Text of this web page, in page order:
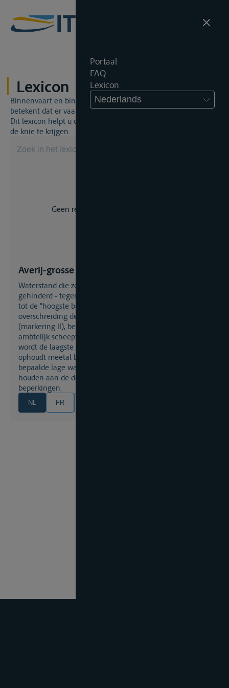
Portaal
FAQ
Lexicon
Nederlands
Lexicon
Binnenvaart en binnenvaartrecht is een unieke wereld. Dat
betekent dat er vaak een specifiek vakjargon gebruikt wordt.
Dit lexicon helpt u om een aantal broodnodige termen onder
de knie te krijgen.
Geen resultaat voor uw zoekopdracht.
Averij-grosse Laagwater
Waterstand die zo laag is de scheepvaart erdoor wordt
gehinderd - tegendeel van hoog water. (In tegenstelling
tot de "hoogste bevaarbare waterstand", waar bij
overschreiding de scheepvaart wordt verboden
(markering II), bestaat er voor laag water geen dergelijk
ambtelijk scheepvaartbesluit). Bij scheepvaartcontracten
wordt de laagste waterstand waarbij de transportplicht
ophoudt meetal bepaald naar de schaal van Kaub. Bij
bepaalde lage waterstanden moet de scheepvaart zich
houden aan de door de waterpolitie opgelegde
beperkingen.
NL FR